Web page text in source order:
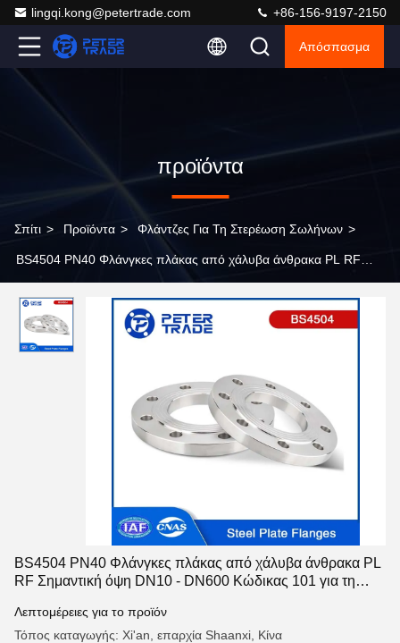
lingqi.kong@petertrade.com +86-156-9197-2150
Απόσπασμα
προϊόντα
Σπίτι > Προϊόντα > Φλάντζες Για Τη Στερέωση Σωλήνων >
BS4504 PN40 Φλάνγκες πλάκας από χάλυβα άνθρακα PL RF
θέρμανσης και ηλεκτρικής ενέργειας
BS4504 PN40 Φλάνγκες πλάκας από χάλυβα άνθρακα PL
RF Σημαντική όψη DN10 - DN600 Κώδικας 101 για τη
Λεπτομέρειες για το προϊόν
Τόπος καταγωγής: Xi'an, επαρχία Shaanxi, Κίνα